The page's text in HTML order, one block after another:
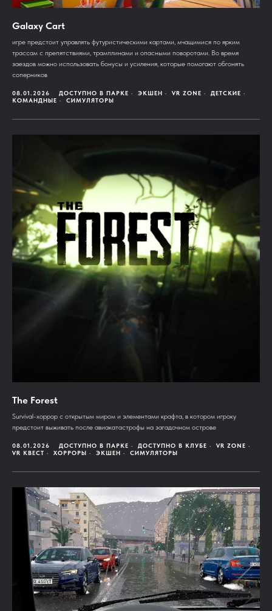
Galaxy Cart
игре предстоит управлять футуристическими картами, мчащимися по ярким
трассам с препятствиями, трамплинами и опасными поворотами. Во время
заездов можно использовать бонусы и усиления, которые помогают обгонять
соперников
08.01.2026 ДОСТУПНО В ПАРКЕ ЭКШЕН VR ZONE
ДЕТСКИЕ
КОМАНДНЫЕ
СИМУЛЯТОРЫ
The Forest
Survival-хоррор с открытым миром и элементами крафта, в котором игроку
предстоит выживать после авиакатастрофы на загадочном острове
08.01.2026 ДОСТУПНО В ПАРКЕ ДОСТУПНО В КЛУБЕ
VR ZONE
VR КВЕСТ
ХОРРОРЫ ЭКШЕН СИМУЛЯТОРЫ